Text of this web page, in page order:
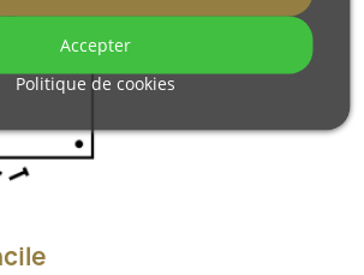
Politique de cookies
Accepter